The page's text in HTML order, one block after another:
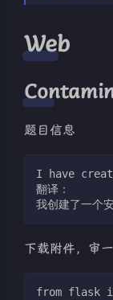
Web
题目信息
I have
翻译：
我创建了一个
下载附件，审
from flask